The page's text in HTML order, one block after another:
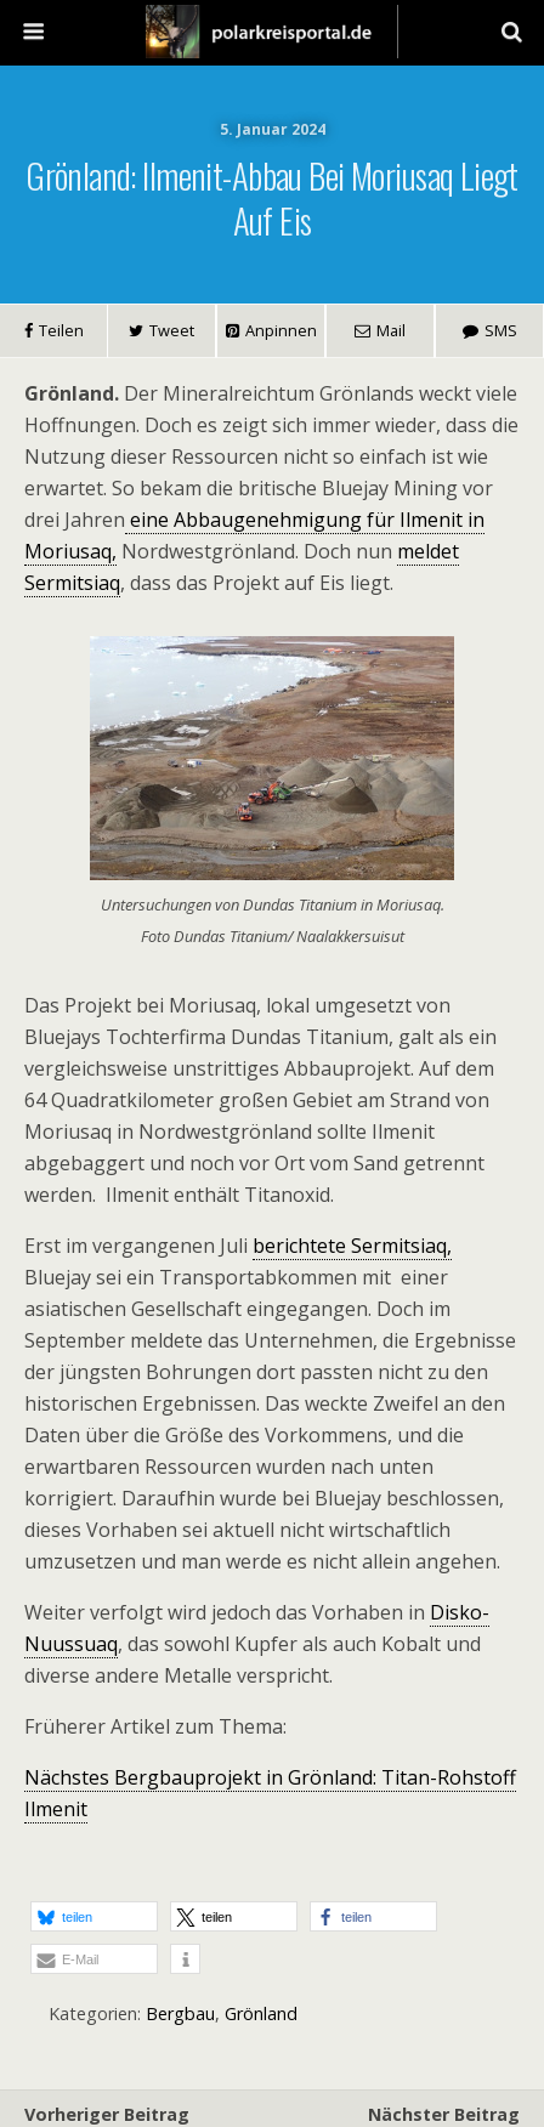
5. Januar 2024
Grönland: Ilmenit-Abbau Bei Moriusaq Liegt
Auf Eis
Teilen Tweet Anpinnen Mail SMS
Grönland. Der Mineralreichtum Grönlands weckt viele
Hoffnungen. Doch es zeigt sich immer wieder, dass die
Nutzung dieser Ressourcen nicht so einfach ist wie
erwartet. So bekam die britische Bluejay Mining vor
drei Jahren eine Abbaugenehmigung für Ilmenit in
Moriusaq, Nordwestgrönland. Doch nun meldet
Sermitsiaq, dass das Projekt auf Eis liegt.
Untersuchungen von Dundas Titanium in Moriusaq.
Foto Dundas Titanium/ Naalakkersuisut
Das Projekt bei Moriusaq, lokal umgesetzt von
Bluejays Tochterfirma Dundas Titanium, galt als ein
vergleichsweise unstrittiges Abbauprojekt. Auf dem
64 Quadratkilometer großen Gebiet am Strand von
Moriusaq in Nordwestgrönland sollte Ilmenit
abgebaggert und noch vor Ort vom Sand getrennt
werden. Ilmenit enthält Titanoxid.
Erst im vergangenen Juli berichtete Sermitsiaq,
Bluejay sei ein Transportabkommen mit einer
asiatischen Gesellschaft eingegangen. Doch im
September meldete das Unternehmen, die Ergebnisse
der jüngsten Bohrungen dort passten nicht zu den
historischen Ergebnissen. Das weckte Zweifel an den
Daten über die Größe des Vorkommens, und die
erwartbaren Ressourcen wurden nach unten
korrigiert. Daraufhin wurde bei Bluejay beschlossen,
dieses Vorhaben sei aktuell nicht wirtschaftlich
umzusetzen und man werde es nicht allein angehen.
Weiter verfolgt wird jedoch das Vorhaben in Disko-
Nuussuaq, das sowohl Kupfer als auch Kobalt und
diverse andere Metalle verspricht.
Früherer Artikel zum Thema:
Nächstes Bergbauprojekt in Grönland: Titan-Rohstoff
Ilmenit
teilen teilen teilen
E-Mail
Kategorien: Bergbau, Grönland
Vorheriger Beitrag
Nächster Beitrag